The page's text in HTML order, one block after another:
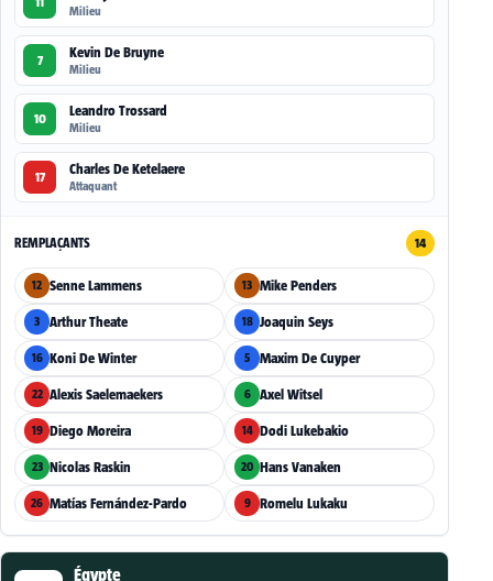
Milieu
7 Kevin De Bruyne
Milieu
10 Leandro Trossard
Milieu
17 Charles De Ketelaere
Attaquant
REMPLAÇANTS 14
12 Senne Lammens 13 Mike Penders
3 Arthur Theate 18 Joaquin Seys
16 Koni De Winter 5 Maxim De Cuyper
22 Alexis Saelemaekers 6 Axel Witsel
19 Diego Moreira 14 Dodi Lukebakio
23 Nicolas Raskin 20 Hans Vanaken
26 Matías Fernández-Pardo 9 Romelu Lukaku
Égypte